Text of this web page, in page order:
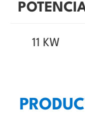
11 KW